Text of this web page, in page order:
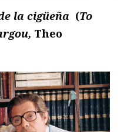
la cigüeña (To
Theo